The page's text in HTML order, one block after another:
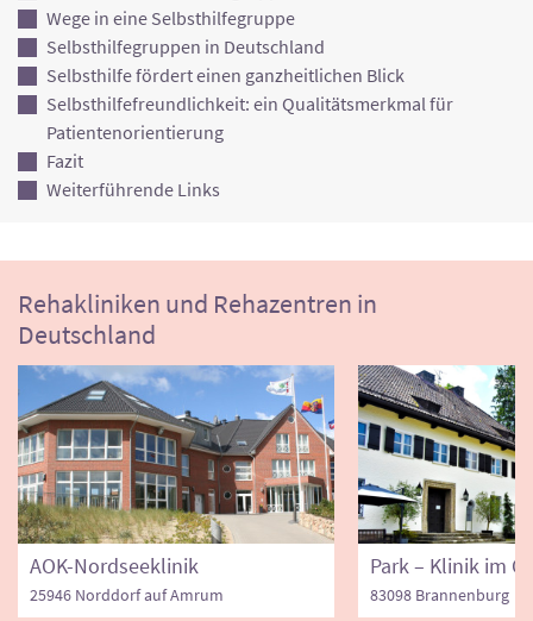
Wege in eine Selbsthilfegruppe
Selbsthilfegruppen in Deutschland
Selbsthilfe fördert einen ganzheitlichen Blick
Selbsthilfefreundlichkeit: ein Qualitätsmerkmal für
Patientenorientierung
Fazit
Weiterführende Links
Rehakliniken und Rehazentren in
Deutschland
AOK-Nordseeklinik
25946 Norddorf auf Amrum 83098 Brannenburg